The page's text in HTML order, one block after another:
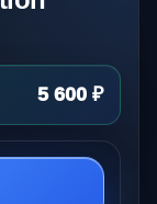
5 600 ₽